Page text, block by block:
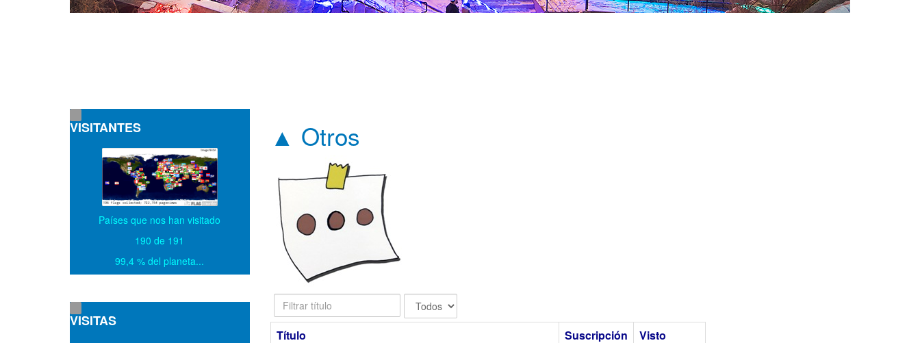
▲ Otros
Filtrar
título
Cantidad
a
Título Suscripción
Visto
VISITANTES
Países que nos han visitado
190 de 191
99,4 % del planeta...
VISITAS